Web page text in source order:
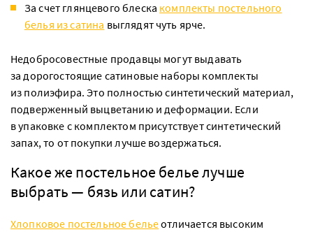
За счет глянцевого блеска комплекты постельного
белья из сатина выглядят чуть ярче.
Недобросовестные продавцы могут выдавать
за дорогостоящие сатиновые наборы комплекты
из полиэфира. Это полностью синтетический материал,
подверженный выцветанию и деформации. Если
в упаковке с комплектом присутствует синтетический
запах, то от покупки лучше воздержаться.
Какое же постельное белье лучше
выбрать — бязь или сатин?
Хлопковое постельное бельеотличается высоким